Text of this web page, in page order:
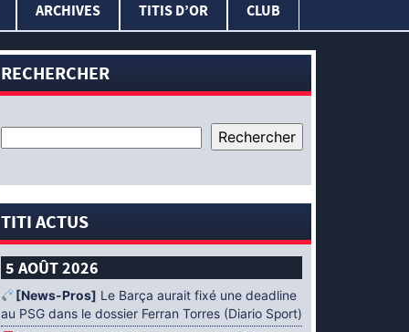
ARCHIVES TITIS D’OR CLUB
RECHERCHER
TITI ACTUS
5 AOÛT 2026
[News-Pros] Le Barça aurait fixé une deadline
au PSG dans le dossier Ferran Torres (Diario Sport)